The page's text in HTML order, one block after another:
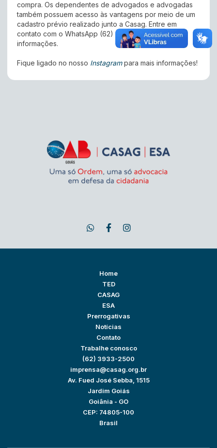
compra. Os dependentes de advogados e advogadas
também possuem acesso às vantagens por meio de um
cadastro prévio realizado junto a Casag. Entre em
contato com o WhatsApp (62) 99105-9293 para mais
informações.
Fique ligado no nosso Instagrampara mais informações!
Home
TED
CASAG
ESA
Prerrogativas
Notícias
Contato
Trabalhe conosco
(62) 3933-2500
imprensa@casag.org.br
Av. Fued José Sebba, 1515
Jardim Goiás
Goiânia - GO
CEP: 74805-100
Brasil